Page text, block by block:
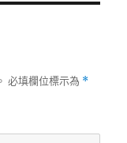
必填欄位標示為 *